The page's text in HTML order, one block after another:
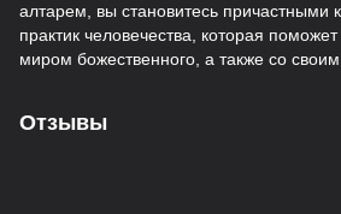
алтарем, вы становитесь причастными
практик человечества, которая
миром божественного, а также со
Отзывы